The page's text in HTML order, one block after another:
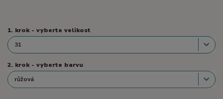
1. krok - vyberte velikost
2. krok - vyberte barvu